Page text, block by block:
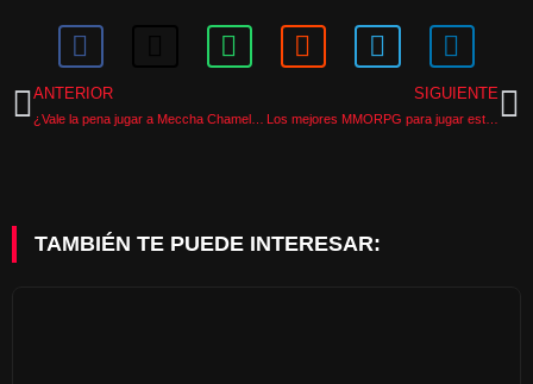
ANTERIOR SIGUIENTE
Los mejores MMORPG para jugar este verano de 2026
TAMBIÉN TE PUEDE INTERESAR: